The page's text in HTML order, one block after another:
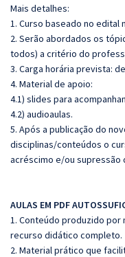
Mais detalhes:
1. Curso baseado no edital
2. Serão abordados os
todos) a critério do
3. Carga horária prevista:
4. Material de apoio:
4.1) slides para
4.2) audioaulas.
5. Após a publicação do
disciplinas/conteúdos o
acréscimo e/ou supressão
AULAS EM PDF
1. Conteúdo produzido
recurso didático completo.
2. Material prático que